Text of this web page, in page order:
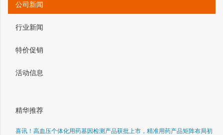
公司新闻
行业新闻
特价促销
活动信息
精华推荐
喜讯！高血压个体化用药基因检测产品获批上市，精准用药产品矩阵布局初